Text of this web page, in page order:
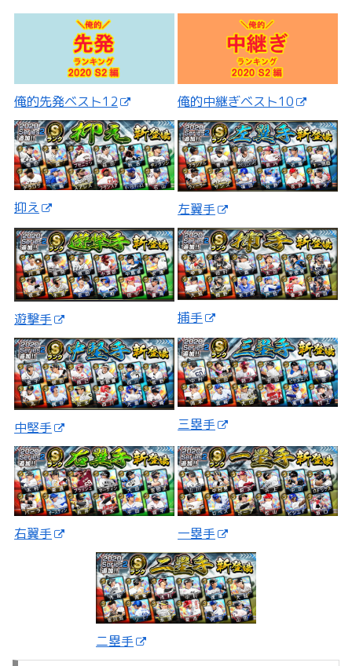
俺的先発ベスト12 俺的中継ぎベスト10
抑え 左翼手
遊撃手 捕手
中堅手 三塁手
右翼手 一塁手
二塁手